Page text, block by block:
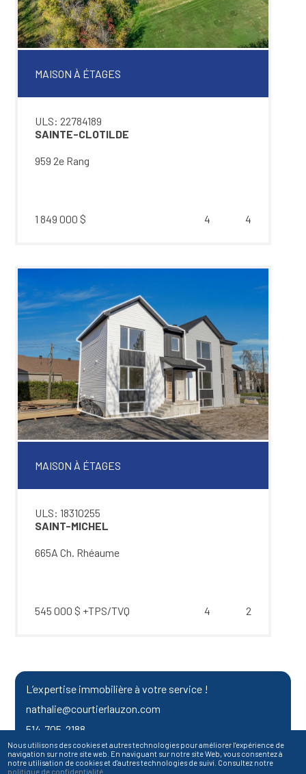
MAISON À ÉTAGES
ULS: 22784189
SAINTE-CLOTILDE
959 2e Rang
1 849 000 $ 4 4
MAISON À ÉTAGES
ULS: 18310255
SAINT-MICHEL
665A Ch. Rhéaume
545 000 $ +TPS/TVQ 4 2
L’expertise immobilière à votre service !
nathalie@courtierlauzon.com
514-705-2188
Nous utilisons des cookies et autres technologies pour améliorer l’expérience de
navigation sur notre site web. En naviguant sur notre site Web, vous consentez à
notre utilisation de cookies et d'autres technologies de suivi. Consultez notre
politique de confidentialité